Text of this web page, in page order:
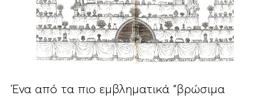
Ένα από τα πιο εμβληματικά “βρώσιμα